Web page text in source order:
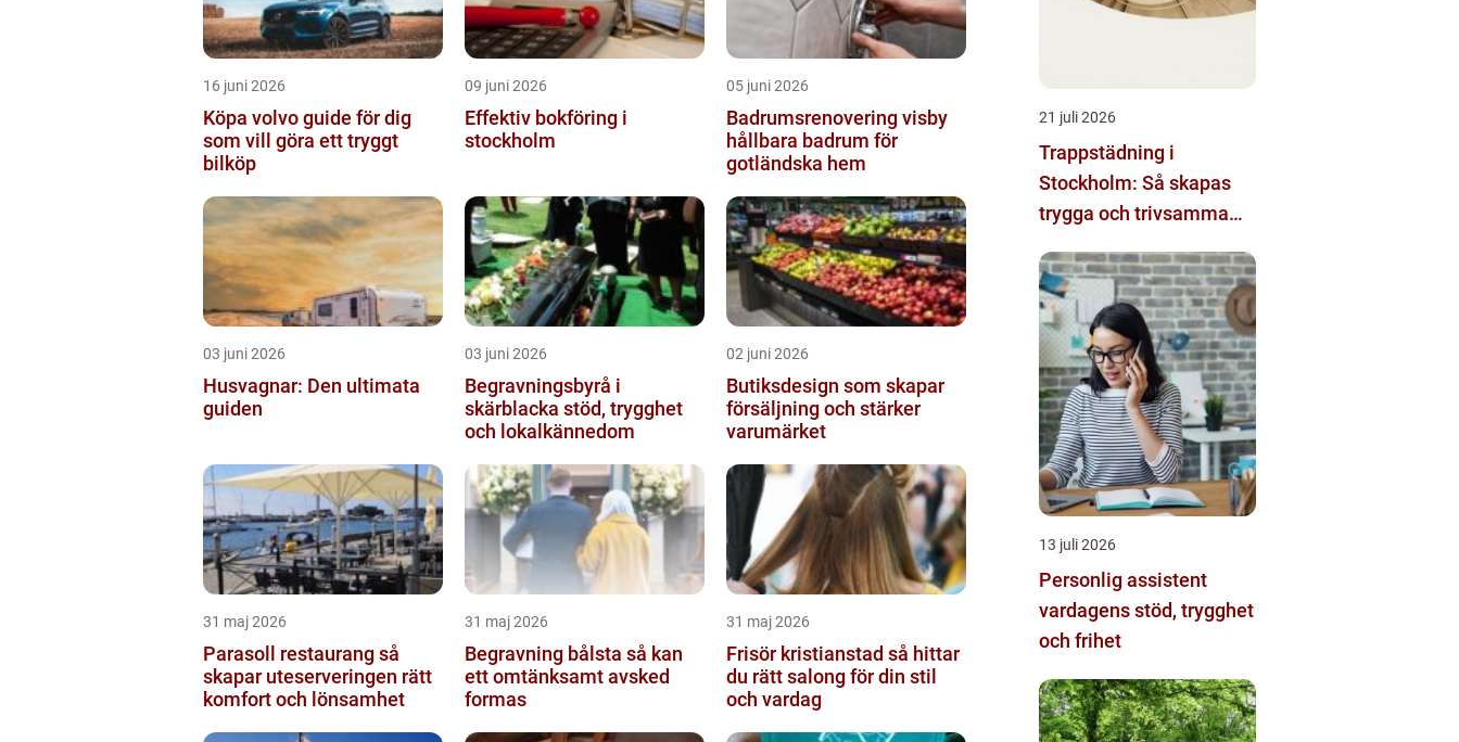
16 juni 2026
Köpa volvo guide för dig
som vill göra ett tryggt
bilköp
09 juni 2026
Effektiv bokföring i
stockholm
05 juni 2026
Badrumsrenovering visby
hållbara badrum för
gotländska hem
03 juni 2026
Husvagnar: Den ultimata
guiden
03 juni 2026
Begravningsbyrå i
skärblacka stöd, trygghet
och lokalkännedom
02 juni 2026
Butiksdesign som skapar
försäljning och stärker
varumärket
31 maj 2026
Parasoll restaurang så
skapar uteserveringen rätt
komfort och lönsamhet
31 maj 2026
Begravning bålsta så kan
ett omtänksamt avsked
formas
31 maj 2026
Frisör kristianstad så hittar
du rätt salong för din stil
och vardag
21 juli 2026
Trappstädning i
Stockholm: Så skapas
trygga och trivsamma
13 juli 2026
Personlig assistent
vardagens stöd, trygghet
och frihet